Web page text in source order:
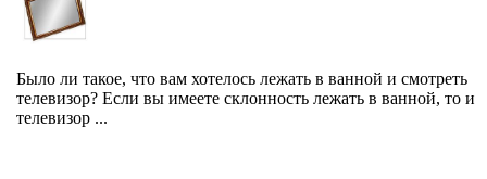
Было ли такое, что вам хотелось лежать в ванной и смотреть
телевизор? Если вы имеете склонность лежать в ванной, то и
телевизор ...